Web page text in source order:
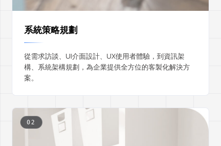
系統策略規劃
從需求訪談、UI介面設計、UX使用者體驗，到資訊架
構、系統架構規劃，為企業提供全方位的客製化解決方
案。
02